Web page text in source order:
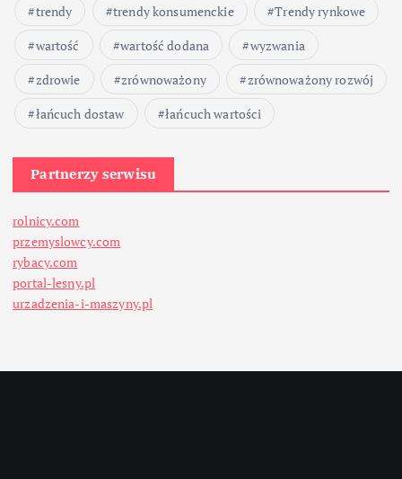
trendy
trendy konsumenckie
Trendy rynkowe
wartość
wartość dodana
wyzwania
zdrowie
zrównoważony
zrównoważony rozwój
łańcuch dostaw
łańcuch wartości
Partnerzy serwisu
rolnicy.com
przemyslowcy.com
rybacy.com
portal-lesny.pl
urzadzenia-i-maszyny.pl